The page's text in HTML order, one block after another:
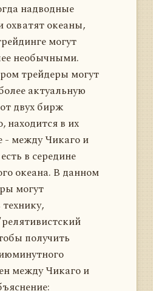
надводные
охватят океаны,
могут
необычными.
трейдеры могут
актуальную
двух бирж
находится в их
- между Чикаго и
в середине
океана. В данном
могут
получить
между Чикаго и